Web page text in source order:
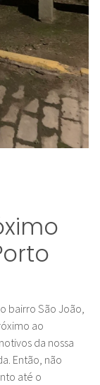
bairro São João,
ao
da nossa
Então, não
até o